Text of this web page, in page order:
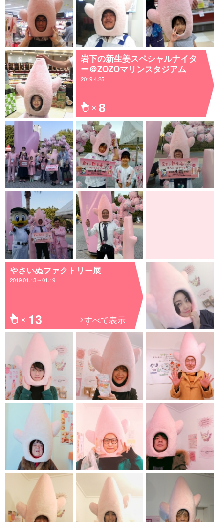
岩下の新生姜スペシャルナイタ
ー＠ZOZOマリンスタジアム
2019.4.25
8
やさいぬファクトリー展
2019.01.13～01.19
13 すべて表示